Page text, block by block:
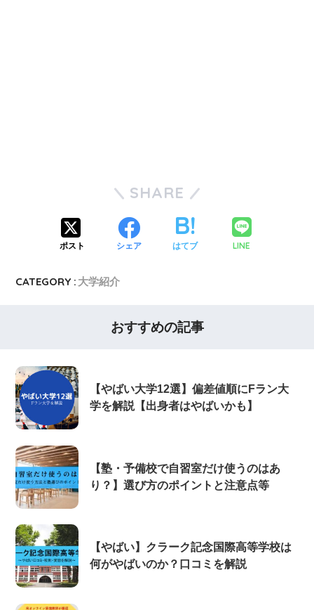
SHARE
ポスト シェア はてブ LINE
CATEGORY : 大学紹介
おすすめの記事
【やばい大学12選】偏差値順にFラン大
学を解説【出身者はやばいかも】
【塾・予備校で自習室だけ使うのはあ
り？】選び方のポイントと注意点等
【やばい】クラーク記念国際高等学校は
何がやばいのか？口コミを解説